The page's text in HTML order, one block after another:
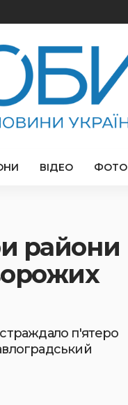
ВІДЕО ФОТО
райони
п'ятеро